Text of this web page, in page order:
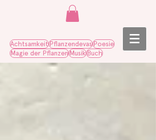
AchtsamkeitPflanzendevasPoesie
Magie der PflanzenMusikBuch